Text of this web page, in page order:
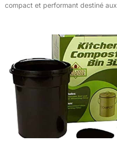
compact et performant destiné aux